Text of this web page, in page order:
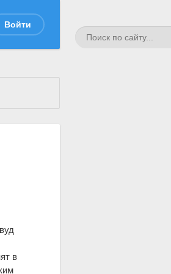
Войти
в